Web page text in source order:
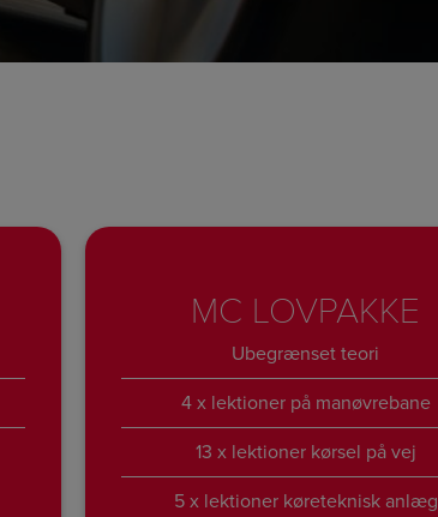
MC LOVPAKKE
Ubegrænset teori
4 x lektioner på manøvrebane
13 x lektioner kørsel på vej
5 x lektioner køreteknisk anlæg